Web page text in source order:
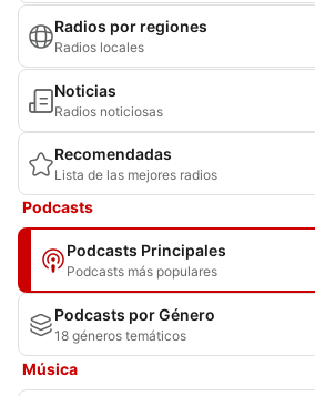
Radios por regiones
Radios locales
Noticias
Radios noticiosas
Recomendadas
Lista de las mejores radios
Podcasts
Podcasts Principales
Podcasts más populares
Podcasts por Género
18 géneros temáticos
Música